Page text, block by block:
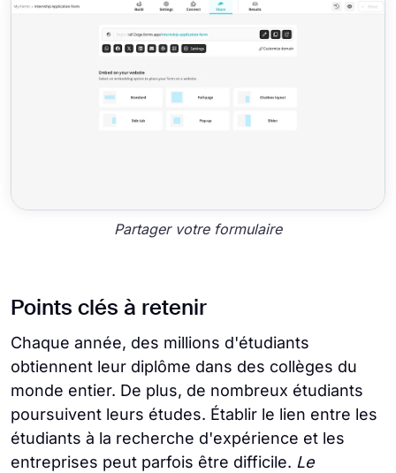
Partager votre formulaire
Points clés à retenir
Chaque année, des millions d'étudiants
obtiennent leur diplôme dans des collèges du
monde entier. De plus, de nombreux étudiants
poursuivent leurs études. Établir le lien entre les
étudiants à la recherche d'expérience et les
entreprises peut parfois être difficile. Le